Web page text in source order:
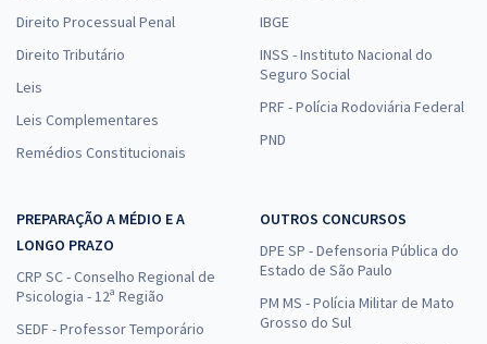
Direito Processual Penal
Direito Tributário
Leis
Leis Complementares
Remédios Constitucionais
IBGE
INSS - Instituto Nacional do
Seguro Social
PRF - Polícia Rodoviária Federal
PND
PREPARAÇÃO A MÉDIO E A
LONGO PRAZO
CRP SC - Conselho Regional de
Psicologia - 12ª Região
SEDF - Professor Temporário
OUTROS CONCURSOS
DPE SP - Defensoria Pública do
Estado de São Paulo
PM MS - Polícia Militar de Mato
Grosso do Sul